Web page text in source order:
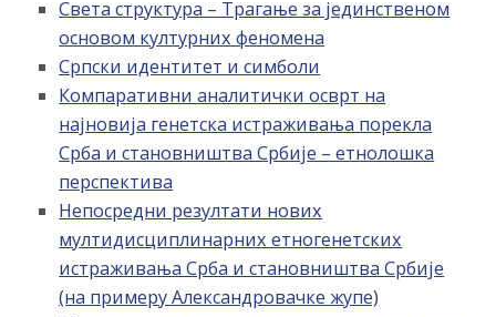
Света структура – Трагање за јединственом
основом културних феномена
Српски идентитет и симболи
Компаративни аналитички осврт на
најновија генетска истраживања порекла
Срба и становништва Србије – етнолошка
перспектива
Непосредни резултати нових
мултидисциплинарних етногенетских
истраживања Срба и становништва Србије
(на примеру Александровачке жупе)